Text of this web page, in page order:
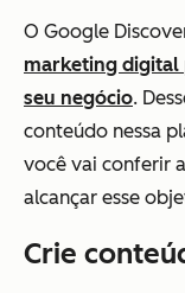
O Google
marketing digital
seu negócio.
conteúdo nessa
você vai conferir
alcançar esse
Crie